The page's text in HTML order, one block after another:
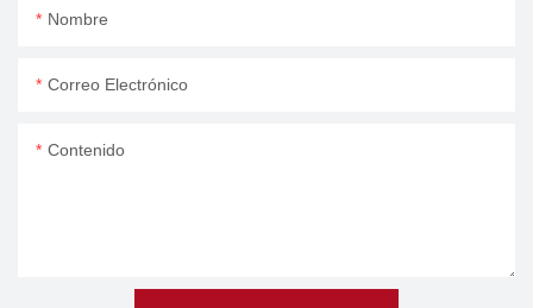
Nombre
Correo Electrónico
Contenido